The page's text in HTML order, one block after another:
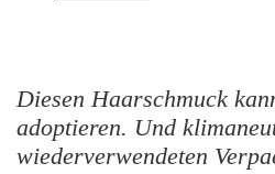
Diesen Haarschmuck
adoptieren. Und
wiederverwendeten